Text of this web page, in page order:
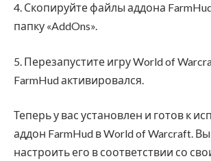
4. Скопируйте файлы аддона
папку «AddOns».
5. Перезапустите игру World of
FarmHud активировался.
Теперь у вас установлен и готов к
аддон FarmHud в World of Warcraft.
настроить его в соответствии со